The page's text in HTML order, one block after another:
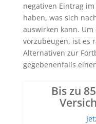
negativen Eintrag
haben, was sich
auswirken kann.
vorzubeugen, ist es
Alternativen zur
gegebenenfalls
Bis zu